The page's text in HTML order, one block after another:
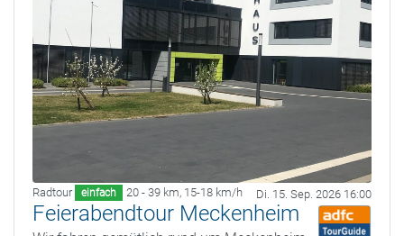
Radtour einfach 20 - 39 km, 15-18 km/h Di. 15. Sep. 2026 16:00
Feierabendtour Meckenheim